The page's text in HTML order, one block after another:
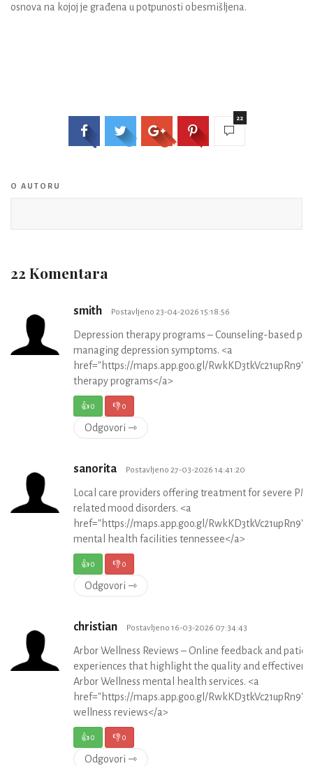
osnova na kojoj je građena u potpunosti obesmišljena.
22
O AUTORU
22 Komentara
smith Postavljeno 23-04-2026 15:18:56
Depression therapy programs – Counseling-based
managing depression symptoms. <a
href="https://maps.app.goo.gl/
therapy programs</a>
👍0 👎0
Odgovori ⇾
sanorita Postavljeno 27-03-2026 14:41:20
Local care providers offering treatment for severe
related mood disorders. <a
href="https://maps.app.goo.gl/
mental health facilities tennessee</a>
👍0 👎0
Odgovori ⇾
christian Postavljeno 16-03-2026 07:34:43
Arbor Wellness Reviews – Online feedback and
experiences that highlight the quality and
Arbor Wellness mental health services. <a
href="https://maps.app.goo.gl/
wellness reviews</a>
👍0 👎0
Odgovori ⇾